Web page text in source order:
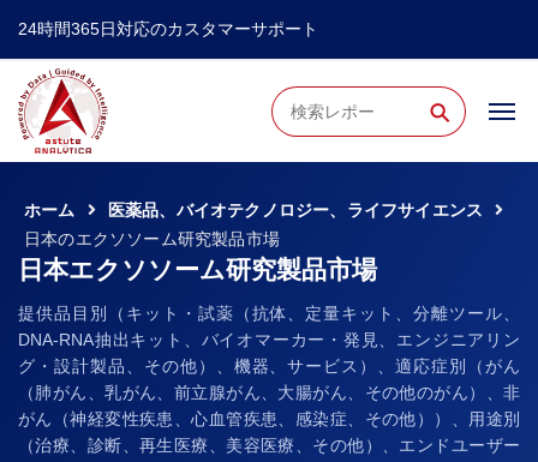
24時間365日対応のカスタマーサポート
⚲
ホーム
医薬品、バイオテクノロジー、ライフサイエンス
日本のエクソソーム研究製品市場
日本エクソソーム研究製品市場
提供品目別（キット・試薬（抗体、定量キット、分離ツール、
DNA-RNA抽出キット、バイオマーカー・発見、エンジニアリン
グ・設計製品、その他）、機器、サービス）、適応症別（がん
（肺がん、乳がん、前立腺がん、大腸がん、その他のがん）、非
がん（神経変性疾患、心血管疾患、感染症、その他））、用途別
（治療、診断、再生医療、美容医療、その他）、エンドユーザー